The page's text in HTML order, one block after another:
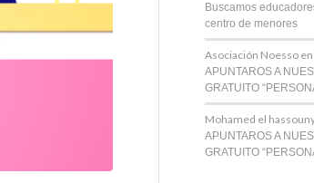
Buscamos
centro de menores
Asociación Noesso
APUNTAROS A
GRATUITO
Mohamed el
APUNTAROS A
GRATUITO